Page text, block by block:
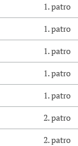
1. patro
1. patro
1. patro
1. patro
1. patro
2. patro
2. patro